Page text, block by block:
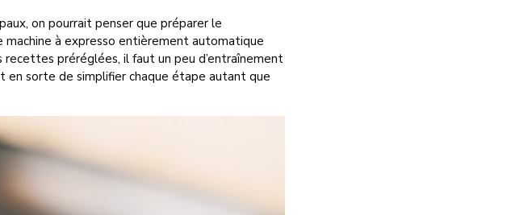
on pourrait penser que préparer le
machine à expresso entièrement automatique
recettes préréglées, il faut un peu d’entraînement
en sorte de simplifier chaque étape autant que